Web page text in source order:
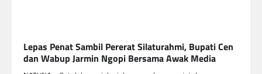
Lepas Penat Sambil Pererat Silaturahmi, Bupati Cen
dan Wabup Jarmin Ngopi Bersama Awak Media